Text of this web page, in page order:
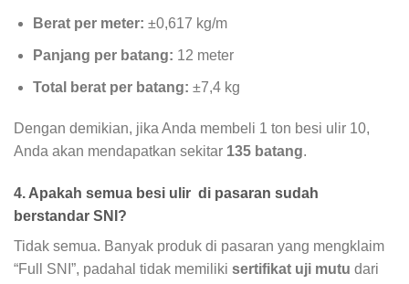
Berat per meter: ±0,617 kg/m
Panjang per batang: 12 meter
Total berat per batang: ±7,4 kg
Dengan demikian, jika Anda membeli 1 ton besi ulir 10,
Anda akan mendapatkan sekitar 135 batang.
4. Apakah semua besi ulir di pasaran sudah
berstandar SNI?
Tidak semua. Banyak produk di pasaran yang mengklaim
“Full SNI”, padahal tidak memiliki sertifikat uji mutu dari